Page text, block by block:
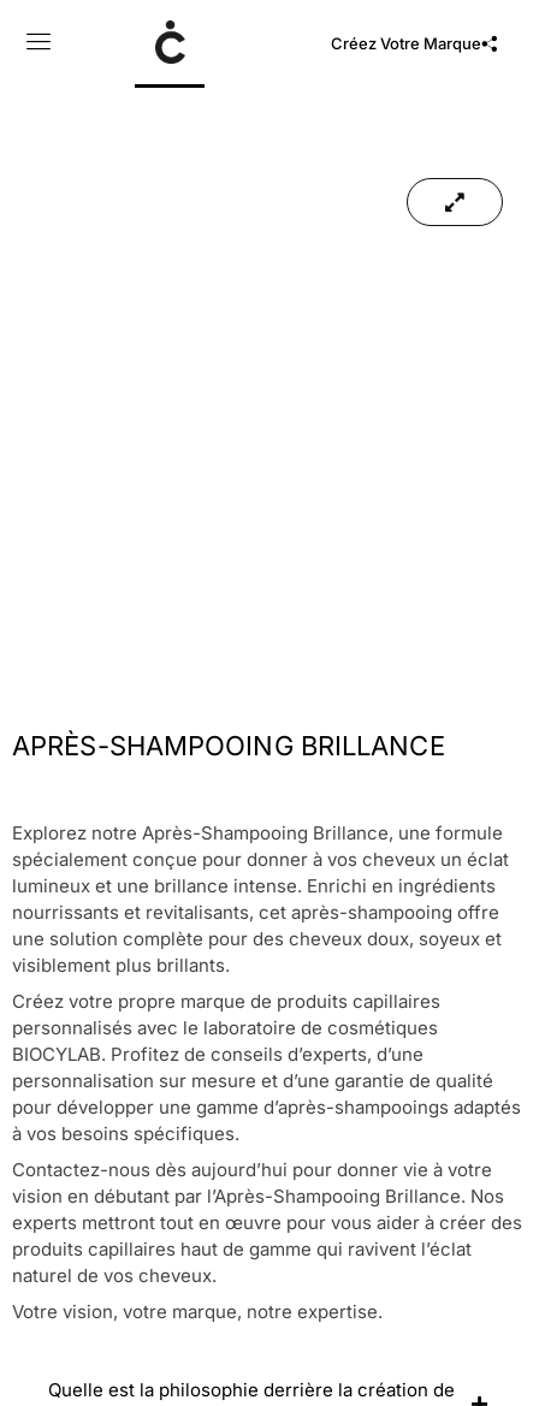
Créez Votre Marque
APRÈS-SHAMPOOING BRILLANCE
Explorez notre Après-Shampooing Brillance, une formule
spécialement conçue pour donner à vos cheveux un éclat
lumineux et une brillance intense. Enrichi en ingrédients
nourrissants et revitalisants, cet après-shampooing offre
une solution complète pour des cheveux doux, soyeux et
visiblement plus brillants.
Créez votre propre marque de produits capillaires
personnalisés avec le laboratoire de cosmétiques
BIOCYLAB. Profitez de conseils d’experts, d’une
personnalisation sur mesure et d’une garantie de qualité
pour développer une gamme d’après-shampooings adaptés
à vos besoins spécifiques.
Contactez-nous dès aujourd’hui pour donner vie à votre
vision en débutant par l’Après-Shampooing Brillance. Nos
experts mettront tout en œuvre pour vous aider à créer des
produits capillaires haut de gamme qui ravivent l’éclat
naturel de vos cheveux.
Votre vision, votre marque, notre expertise.
Quelle est la philosophie derrière la création de